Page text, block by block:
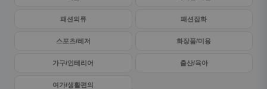
패션의류 패션잡화
스포츠/레저 화장품/미용
가구/인테리어 출산/육아
여가/생활편의